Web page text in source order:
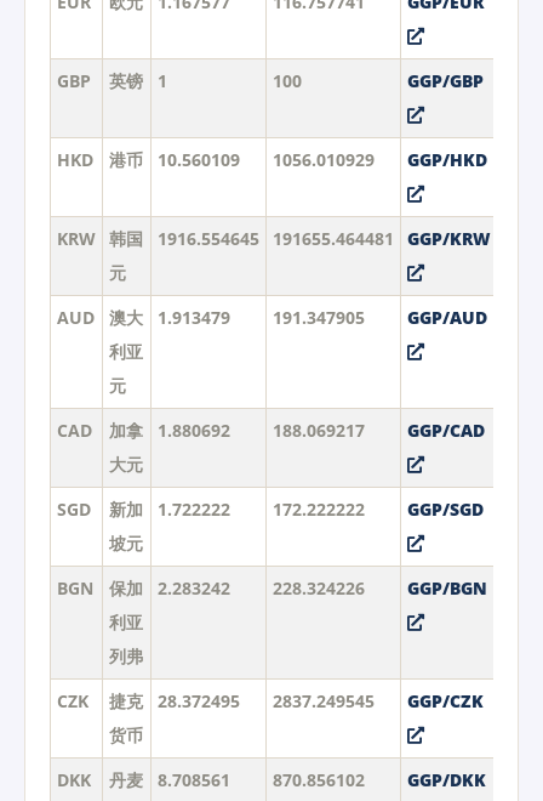
GBP 英镑 1 100 GGP/GBP
HKD 港币 10.560109 1056.010929 GGP/HKD
KRW 韩国
元
1916.554645 191655.464481 GGP/KRW
AUD
澳大
利亚
元
1.913479 191.347905 GGP/AUD
CAD
加拿
大元
1.880692 188.069217 GGP/CAD
SGD
新加
坡元
1.722222 172.222222 GGP/SGD
BGN
保加
利亚
列弗
2.283242 228.324226 GGP/BGN
CZK
捷克
货币
28.372495 2837.249545 GGP/CZK
DKK
丹麦
8.708561 870.856102 GGP/DKK